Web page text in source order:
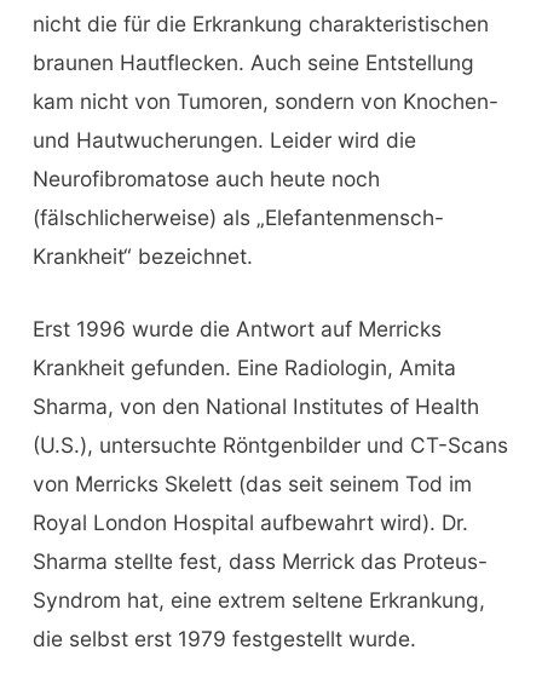
nicht die für die Erkrankung charakteristischen
braunen Hautflecken. Auch seine Entstellung
kam nicht von Tumoren, sondern von Knochen-
und Hautwucherungen. Leider wird die
Neurofibromatose auch heute noch
(fälschlicherweise) als „Elefantenmensch-
Krankheit“ bezeichnet.
Erst 1996 wurde die Antwort auf Merricks
Krankheit gefunden. Eine Radiologin, Amita
Sharma, von den National Institutes of Health
(U.S.), untersuchte Röntgenbilder und CT-Scans
von Merricks Skelett (das seit seinem Tod im
Royal London Hospital aufbewahrt wird). Dr.
Sharma stellte fest, dass Merrick das Proteus-
Syndrom hat, eine extrem seltene Erkrankung,
die selbst erst 1979 festgestellt wurde.